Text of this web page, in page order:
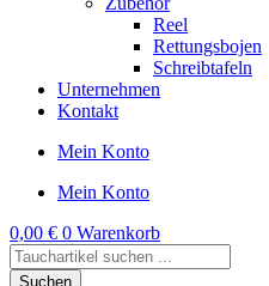
Reel
Rettungsbojen
Schreibtafeln
Unternehmen
Kontakt
Mein Konto
Mein Konto
0,00 € 0 Warenkorb
Products
search
Suchen